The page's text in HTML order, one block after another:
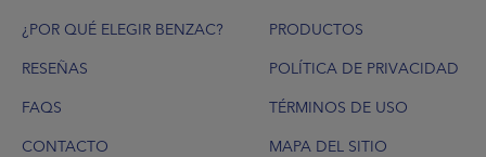
Footer
¿POR QUÉ ELEGIR BENZAC?
RESEÑAS
FAQS
CONTACTO
PRODUCTOS
POLÍTICA DE PRIVACIDAD
TÉRMINOS DE USO
MAPA DEL SITIO